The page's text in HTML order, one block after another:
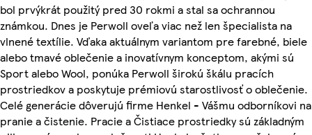
bol prvýkrát použitý pred 30 rokmi a stal sa ochrannou
známkou. Dnes je Perwoll oveľa viac než len špecialista na
vlnené textílie. Vďaka aktuálnym variantom pre farebné, biele
alebo tmavé oblečenie a inovatívnym konceptom, akými sú
Sport alebo Wool, ponúka Perwoll širokú škálu pracích
prostriedkov a poskytuje prémiovú starostlivosť o oblečenie.
Celé generácie dôverujú firme Henkel - Vášmu odborníkovi na
pranie a čistenie. Pracie a Čistiace prostriedky sú základným